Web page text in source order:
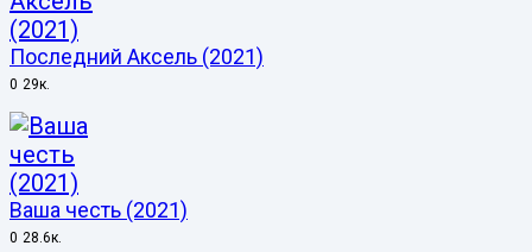
Последний Аксель (2021)
0 29к.
Ваша честь (2021)
0 28.6к.